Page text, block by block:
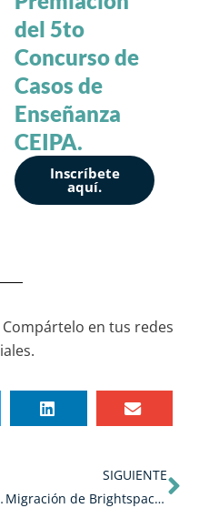
del 5to
Concurso de
Casos de
Enseñanza
CEIPA.
Inscríbete
aquí.
en tus redes
2024-2026.
SIGUIENTE
Migración de Brightspace a Canvas LMS.